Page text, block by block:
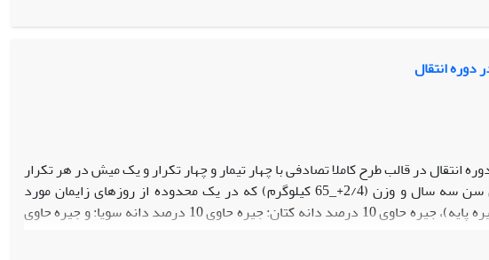
قرار نگرفت. نتایج حاصل از تحقیق حاضر نشان داد افزودن مکمل کبالت به جیره تا سطح 0/6 با وجود تغییرات محدود در برخی فراسنجه‌های خونی و شکمبه‌ای
دوره انتقال
انتقال در قالب طرح کاملا تصادفی با چهار تیمار و چهار تکرار و یک میش در هر تکرار
با استفاده از 16 راس میش آبستن شکم دوم نژاد ماکویی با میانگین سن سه سال و وزن (2/4+_65 کیلوگرم) که در یک محدوده از روزهای زایمان مورد
انتظار(5+_30 روز) بررسی شد. تیمارهای آزمایشی شامل جیره شاهد( جیره پایه)، جیره حاوی 10 درصد دانه کتان: جیره حاوی 10 درصد دانه سویا: و جیره حاوی